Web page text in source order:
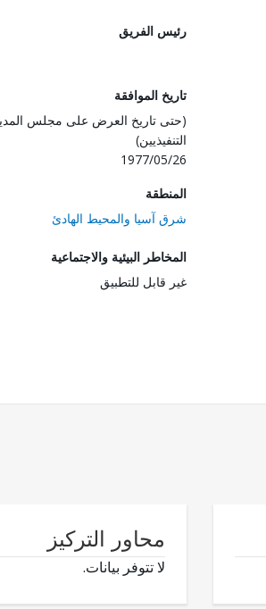
رئيس الفريق
تاريخ الموافقة
(حتى تاريخ العرض على مجلس
التنفيذيين)
1977/05/26
المنطقة
شرق آسيا والمحيط الهادئ
المخاطر البيئية والاجتماعية
غير قابل للتطبيق
محاور التركيز
لا تتوفر بيانات.